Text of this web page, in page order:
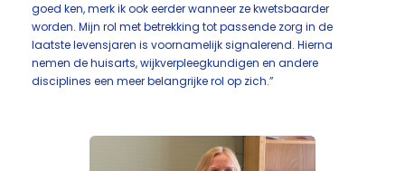
goed ken, merk ik ook eerder wanneer ze kwetsbaarder
worden. Mijn rol met betrekking tot passende zorg in de
laatste levensjaren is voornamelijk signalerend. Hierna
nemen de huisarts, wijkverpleegkundigen en andere
disciplines een meer belangrijke rol op zich.”